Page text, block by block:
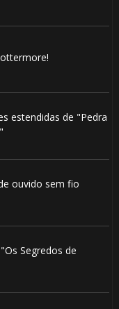
estendidas de "Pedra
ouvido sem fio
Segredos de